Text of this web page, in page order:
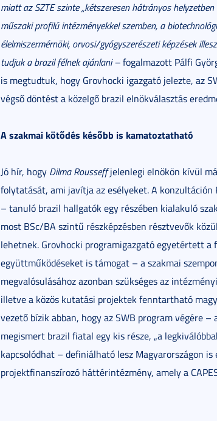
miatt az SZTE szinte „kétszeresen hátrányos
műszaki profilú intézményekkel szemben, a
élelmiszermérnöki, orvosi/gyógyszerészeti képzések
tudjuk a brazil félnek ajánlani –fogalmazott Pálfi
is megtudtuk, hogy Grovhocki igazgató jelezte, az
végső döntést a közelgő brazil elnökválasztás
A szakmai kötődés később is kamatoztatható
Jó hír, hogy Dilma Rousseffjelenlegi elnökön kívül
folytatását, ami javítja az esélyeket. A
– tanuló brazil hallgatók egy részében kialakuló
most BSc/BA szintű részképzésben résztvevők
lehetnek. Grovhocki programigazgató egyetértett a
együttműködéseket is támogat – a szakmai
megvalósulásához azonban szükséges az
illetve a közös kutatási projektek fenntartható
vezető bízik abban, hogy az SWB program végére
megismert brazil fiatal egy kis része, „a
kapcsolódhat – definiálható lesz Magyarországon
projektfinanszírozó háttérintézmény, amely a